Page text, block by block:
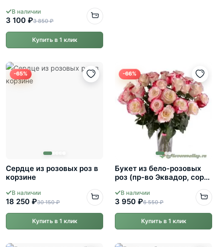
В наличии
3 100 ₽3 850 ₽
Купить в 1 клик
-65%
Сердце из розовых роз в
корзине
В наличии
18 250 ₽30 150 ₽
Купить в 1 клик
-66%
Букет из бело-розовых
роз (пр-во Эквадор, сорт
В наличии
3 950 ₽6 550 ₽
Купить в 1 клик